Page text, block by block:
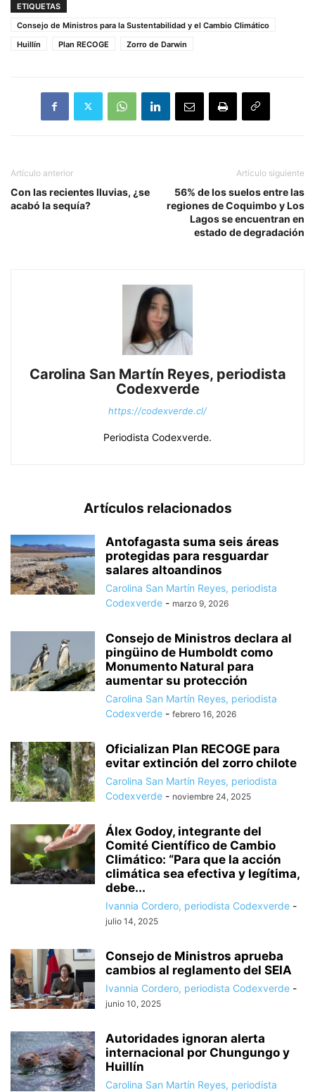
ETIQUETAS
Consejo de Ministros para la Sustentabilidad y el Cambio Climático
Huillín
Plan RECOGE Zorro de Darwin
Artículo anterior
Con las recientes lluvias, ¿se
acabó la sequía?
Artículo siguiente
56% de los suelos entre las
regiones de Coquimbo y Los
Lagos se encuentran en
estado de degradación
Carolina San Martín Reyes, periodista
Codexverde
https://codexverde.cl/
Periodista Codexverde.
Artículos relacionados
Antofagasta suma seis áreas
protegidas para resguardar
salares altoandinos
Carolina San Martín Reyes, periodista
Codexverde - marzo 9, 2026
Consejo de Ministros declara al
pingüino de Humboldt como
Monumento Natural para
aumentar su protección
Carolina San Martín Reyes, periodista
Codexverde - febrero 16, 2026
Oficializan Plan RECOGE para
evitar extinción del zorro chilote
Carolina San Martín Reyes, periodista
Codexverde - noviembre 24, 2025
Álex Godoy, integrante del
Comité Científico de Cambio
Climático: “Para que la acción
climática sea efectiva y legítima,
debe...
Ivannia Cordero, periodista Codexverde -
julio 14, 2025
Consejo de Ministros aprueba
cambios al reglamento del SEIA
Ivannia Cordero, periodista Codexverde -
junio 10, 2025
Autoridades ignoran alerta
internacional por Chungungo y
Huillín
Carolina San Martín Reyes, periodista